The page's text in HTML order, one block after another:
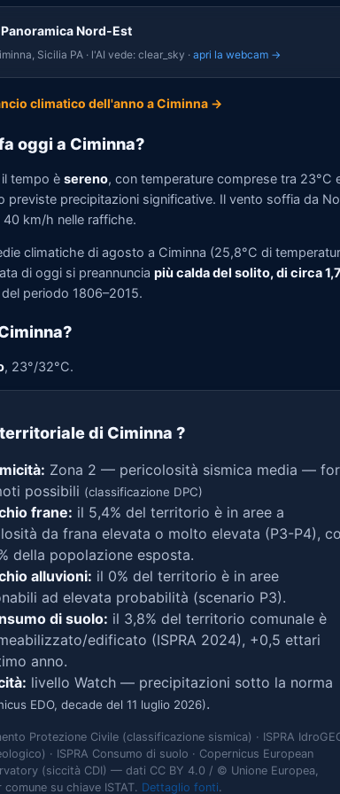
Nord-Est
Sicilia PA · l'AI vede: clear_sky ·apri la webcam →
climatico dell'anno a Ciminna →
oggi a Ciminna?
tempo è sereno, con temperature comprese tra 23°C
previste precipitazioni significative. Il vento soffia da
km/h nelle raffiche.
climatiche di agosto a Ciminna (25,8°C di
di oggi si preannuncia più calda del solito, di circa
periodo 1806–2015.
, 23°/32°C.
di Ciminna ?
Zona 2 — pericolosità sismica media —
possibili (classificazione DPC)
frane: il 5,4% del territorio è in aree a
da frana elevata o molto elevata (P3-P4),
della popolazione esposta.
alluvioni: il 0% del territorio è in aree
ad elevata probabilità (scenario P3).
di suolo: il 3,8% del territorio comunale è
edificato (ISPRA 2024), +0,5 ettari
anno.
livello Watch — precipitazioni sotto la norma
EDO, decade del 11 luglio 2026).
Protezione Civile (classificazione sismica) · ISPRA
· ISPRA Consumo di suolo · Copernicus European
(siccità CDI) — dati CC BY 4.0 / © Unione Europea,
su chiave ISTAT. Dettaglio fonti.